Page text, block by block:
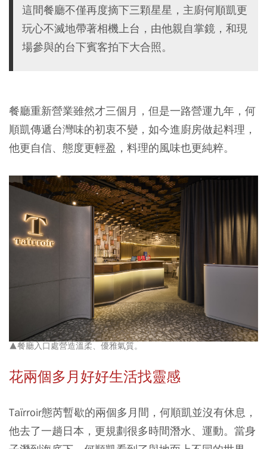
這間餐廳不僅再度摘下三顆星星，主廚何順凱更
玩心不滅地帶著相機上台，由他親自掌鏡，和現
場參與的台下賓客拍下大合照。
餐廳重新營業雖然才三個月，但是一路營運九年，何
順凱傳遞台灣味的初衷不變，如今進廚房做起料理，
他更自信、態度更輕盈，料理的風味也更純粹。
▲餐廳入口處營造溫柔、優雅氣質。
花兩個多月好好生活找靈感
Taïrroir態芮暫歇的兩個多月間，何順凱並沒有休息，
他去了一趟日本，更規劃很多時間潛水、運動。當身